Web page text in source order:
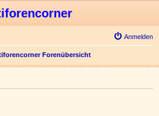
Anmelden
Forenübersicht